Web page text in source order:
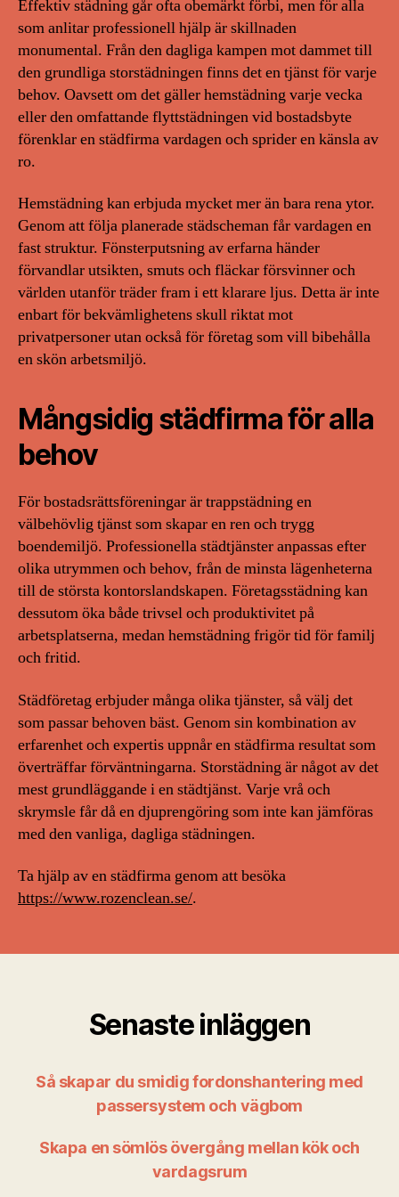
Effektiv städning går ofta obemärkt förbi, men för alla
som anlitar professionell hjälp är skillnaden
monumental. Från den dagliga kampen mot dammet till
den grundliga storstädningen finns det en tjänst för varje
behov. Oavsett om det gäller hemstädning varje vecka
eller den omfattande flyttstädningen vid bostadsbyte
förenklar en städfirma vardagen och sprider en känsla av
ro.
Hemstädning kan erbjuda mycket mer än bara rena ytor.
Genom att följa planerade städscheman får vardagen en
fast struktur. Fönsterputsning av erfarna händer
förvandlar utsikten, smuts och fläckar försvinner och
världen utanför träder fram i ett klarare ljus. Detta är inte
enbart för bekvämlighetens skull riktat mot
privatpersoner utan också för företag som vill bibehålla
en skön arbetsmiljö.
Mångsidig städfirma för alla
behov
För bostadsrättsföreningar är trappstädning en
välbehövlig tjänst som skapar en ren och trygg
boendemiljö. Professionella städtjänster anpassas efter
olika utrymmen och behov, från de minsta lägenheterna
till de största kontorslandskapen. Företagsstädning kan
dessutom öka både trivsel och produktivitet på
arbetsplatserna, medan hemstädning frigör tid för familj
och fritid.
Städföretag erbjuder många olika tjänster, så välj det
som passar behoven bäst. Genom sin kombination av
erfarenhet och expertis uppnår en städfirma resultat som
överträffar förväntningarna. Storstädning är något av det
mest grundläggande i en städtjänst. Varje vrå och
skrymsle får då en djuprengöring som inte kan jämföras
med den vanliga, dagliga städningen.
Ta hjälp av en städfirma genom att besöka
https://www.rozenclean.se/.
Senaste inläggen
Så skapar du smidig fordonshantering med
passersystem och vägbom
Skapa en sömlös övergång mellan kök och
vardagsrum